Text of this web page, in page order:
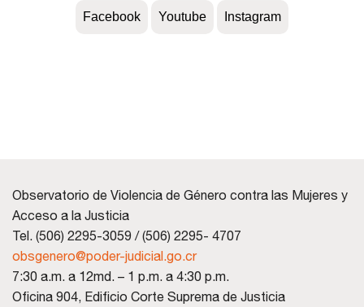
Facebook Youtube Instagram
Observatorio de Violencia de Género contra las Mujeres y
Acceso a la Justicia
Tel. (506) 2295-3059 / (506) 2295- 4707
obsgenero@poder-judicial.go.cr
7:30 a.m. a 12md. – 1 p.m. a 4:30 p.m.
Oficina 904, Edificio Corte Suprema de Justicia